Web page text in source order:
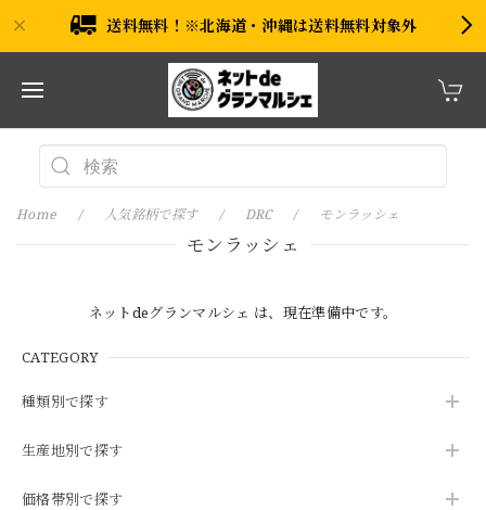
送料無料！※北海道・沖縄は送料無料対象外
CATEGORY
種類別で探す
生産地別で探す
価格帯別で探す
Home 人気銘柄で探す DRC モンラッシェ
モンラッシェ
ネットdeグランマルシェ は、現在準備中です。